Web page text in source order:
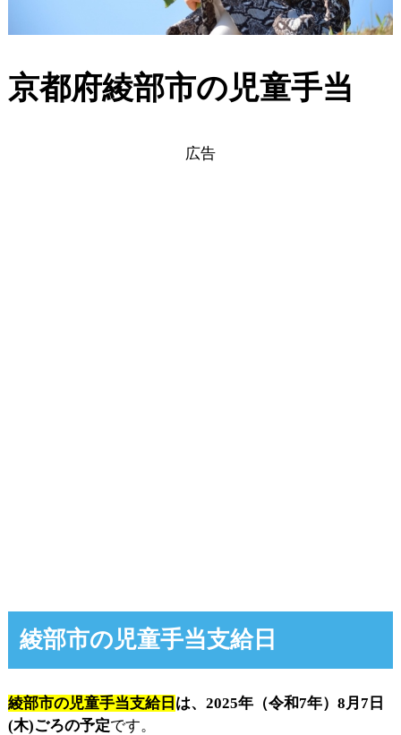
京都府綾部市の児童手当
綾部市の児童手当支給日
綾部市の児童手当支給日 は、2025年（令和7年）8月7日
(木)ごろの予定です。